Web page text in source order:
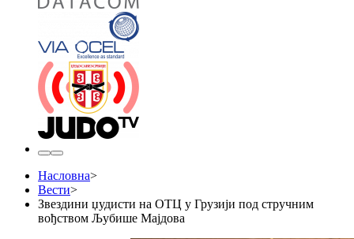
Насловна>
Вести>
Звездини џудисти на ОТЦ у Грузији под стручним
вођством Љубише Мајдова